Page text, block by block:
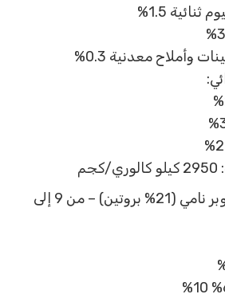
1.5%
وأملاح معدنية 0.3%
علف سوبر نامي (21% بروتين) – من 9 إلى